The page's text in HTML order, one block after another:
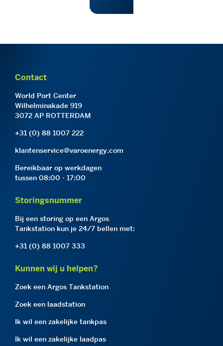
Contact
World Port Center
Wilhelminakade 919
3072 AP ROTTERDAM
+31 (0) 88 1007 222
klantenservice@varoenergy.com
Bereikbaar op werkdagen
tussen 08:00 - 17:00
Storingsnummer
Bij een storing op een Argos
Tankstation kun je 24/7 bellen met:
+31 (0) 88 1007 333
Kunnen wij u helpen?
Zoek een Argos Tankstation
Zoek een laadstation
Ik wil een zakelijke tankpas
Ik wil een zakelijke laadpas